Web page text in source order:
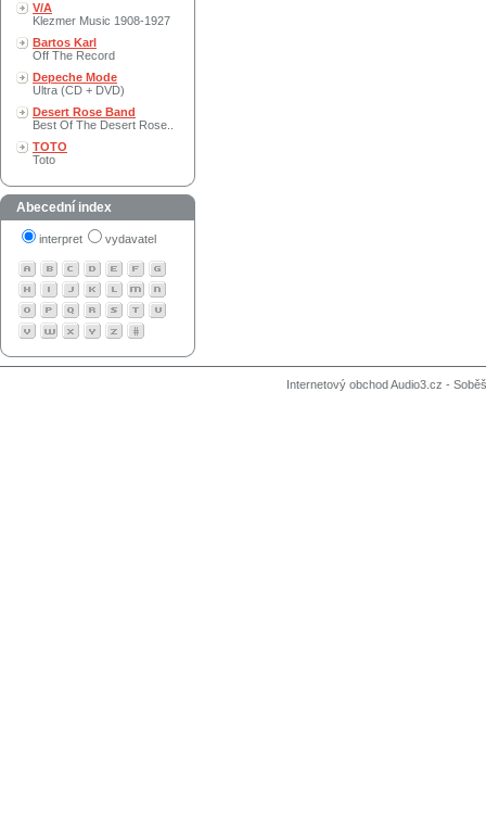
V/A
Klezmer Music 1908-1927
Bartos Karl
Off The Record
Depeche Mode
Ultra (CD + DVD)
Desert Rose Band
Best Of The Desert Rose..
TOTO
Toto
Abecední index
interpret vydavatel
Internetový obchod Audio3.cz -